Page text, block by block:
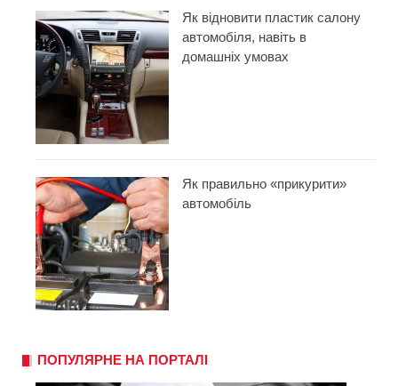
Як відновити пластик салону
автомобіля, навіть в
домашніх умовах
Як правильно «прикурити»
автомобіль
ПОПУЛЯРНЕ НА ПОРТАЛІ